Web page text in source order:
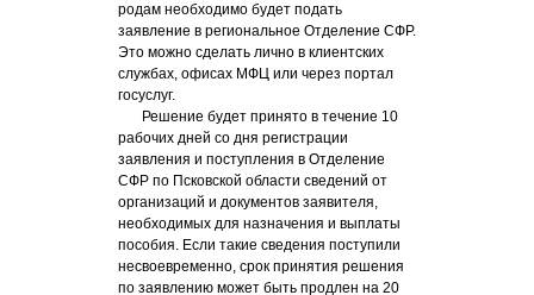
родам необходимо будет подать
заявление в региональное Отделение СФР.
Это можно сделать лично в клиентских
службах, офисах МФЦ или через портал
госуслуг.
Решение будет принято в течение 10
рабочих дней со дня регистрации
заявления и поступления в Отделение
СФР по Псковской области сведений от
организаций и документов заявителя,
необходимых для назначения и выплаты
пособия. Если такие сведения поступили
несвоевременно, срок принятия решения
по заявлению может быть продлен на 20